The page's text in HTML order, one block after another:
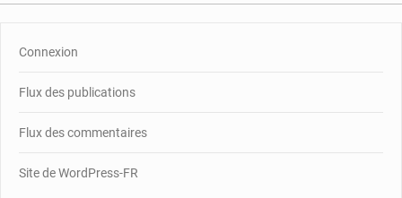
Connexion
Flux des publications
Flux des commentaires
Site de WordPress-FR